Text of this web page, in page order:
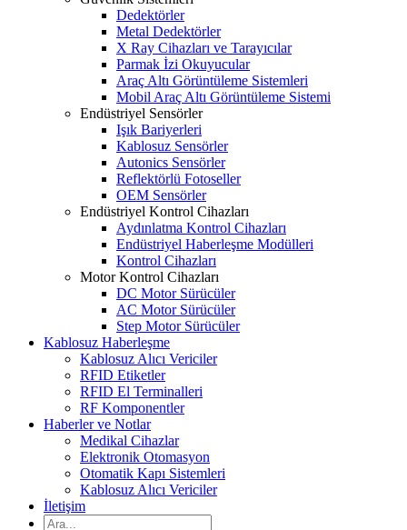
Dedektörler
Metal Dedektörler
X Ray Cihazları ve Tarayıcılar
Parmak İzi Okuyucular
Araç Altı Görüntüleme Sistemleri
Mobil Araç Altı Görüntüleme Sistemi
Endüstriyel Sensörler
Işık Bariyerleri
Kablosuz Sensörler
Autonics Sensörler
Reflektörlü Fotoseller
OEM Sensörler
Endüstriyel Kontrol Cihazları
Aydınlatma Kontrol Cihazları
Endüstriyel Haberleşme Modülleri
Kontrol Cihazları
Motor Kontrol Cihazları
DC Motor Sürücüler
AC Motor Sürücüler
Step Motor Sürücüler
Kablosuz Haberleşme
Kablosuz Alıcı Vericiler
RFID Etiketler
RFID El Terminalleri
RF Komponentler
Haberler ve Notlar
Medikal Cihazlar
Elektronik Otomasyon
Otomatik Kapı Sistemleri
Kablosuz Alıcı Vericiler
İletişim
Ara: